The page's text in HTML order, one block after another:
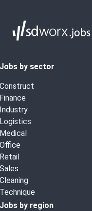
Jobs by sector
Construct
Finance
Industry
Logistics
Medical
Office
Retail
Sales
Cleaning
Technique
Jobs by region